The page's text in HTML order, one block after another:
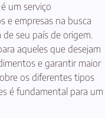
um serviço
e empresas na busca
seu país de origem.
aqueles que desejam
e garantir maior
os diferentes tipos
é fundamental para um